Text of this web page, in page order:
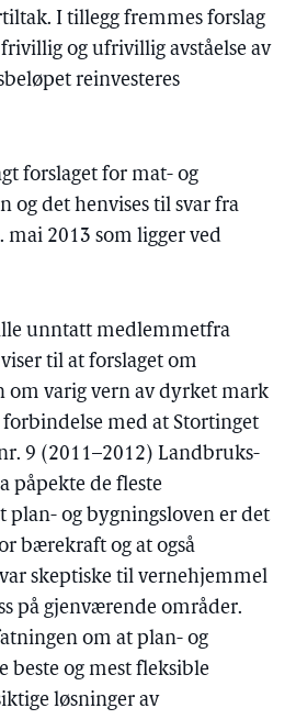
I tillegg fremmes forslag
og ufrivillig avståelse av
reinvesteres
forslaget for mat- og
og det henvises til svar fra
mai 2013 som ligger ved
unntatt medlemmetfra
til at forslaget om
varig vern av dyrket mark
med at Stortinget
9 (2011–2012) Landbruks-
påpekte de fleste
plan- og bygningsloven er det
bærekraft og at også
skeptiske til vernehjemmel
på gjenværende områder.
om at plan- og
beste og mest fleksible
løsninger av